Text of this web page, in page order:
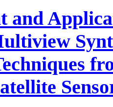
and